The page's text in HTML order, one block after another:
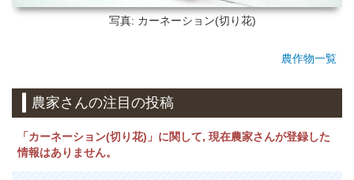
写真: カーネーション(切り花)
農作物一覧
農家さんの注目の投稿
「カーネーション(切り花)」に関して, 現在農家さんが登録した
情報はありません。